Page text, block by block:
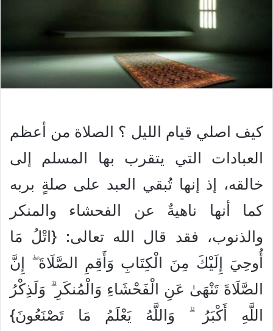
كيف اصلي قيام الليل ؟ الصلاة من أعظم
العبادات التي يتقرب بها المسلم إلى
خالقه، إذ إنها تُبقي العبد على صلةٍ بربه
كما أنها ناهيةٌ عن الفحشاء والمنكر
والذنوب، فقد قال الله تعالى: {اتْلُ مَا
أُوحِيَ إِلَيْكَ مِنَ الْكِتَابِ وَأَقِمِ الصَّلَاةَ ۖ إِنَّ
الصَّلَاةَ تَنْهَىٰ عَنِ الْفَحْشَاءِ وَالْمُنكَرِ ۗ وَلَذِكْرُ
اللَّهِ أَكْبَرُ ۗ وَاللَّهُ يَعْلَمُ مَا تَصْنَعُونَ}